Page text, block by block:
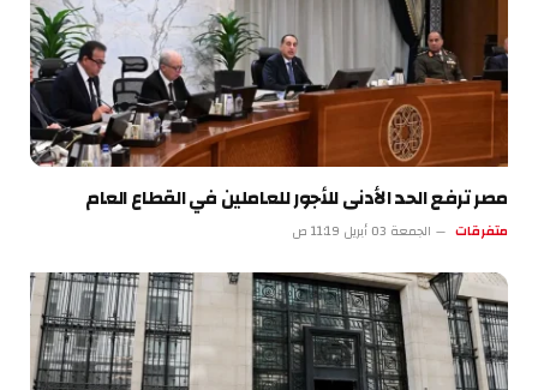
مصر ترفع الحد الأدنى للأجور للعاملين في القطاع العام
متفرقات الجمعة 03 أبريل 11:19 ص